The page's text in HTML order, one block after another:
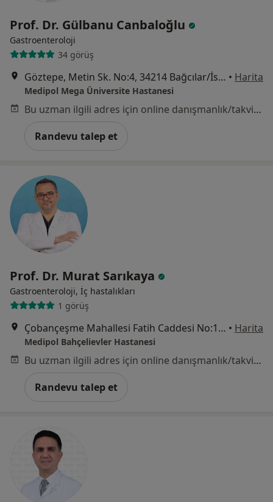
Prof. Dr. Gülbanu Canbaloğlu
Gastroenteroloji
34 görüş
Göztepe, Metin Sk. No:4, 34214 Bağcılar/İstanbul, İstanbul • Harita
Medipol Mega Üniversite Hastanesi
Bu uzman ilgili adres için online danışmanlık/takvim sunmuyor.
Randevu talep et
Prof. Dr. Murat Sarıkaya
Gastroenteroloji, İç hastalıkları
1 görüş
Çobançeşme Mahallesi Fatih Caddesi No:1/8, Bahçelievler • Harita
Medipol Bahçelievler Hastanesi
Bu uzman ilgili adres için online danışmanlık/takvim sunmuyor.
Randevu talep et